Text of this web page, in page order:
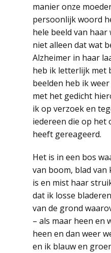
manier onze
persoonlijk woord
hele beeld van
niet alleen dat wat
Alzheimer in haar
heb ik letterlijk met
beelden heb ik
met het gedicht
ik op verzoek en
iedereen die op het
heeft gereageerd.
Het is in een bos
van boom, blad
is en mist haar
dat ik losse
van de grond
– als maar heen en
heen en dan weer
en ik blauw en